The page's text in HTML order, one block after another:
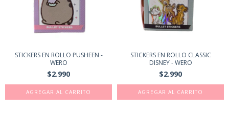
STICKERS EN ROLLO PUSHEEN -
WERO
$2.990
STICKERS EN ROLLO CLASSIC
DISNEY - WERO
$2.990